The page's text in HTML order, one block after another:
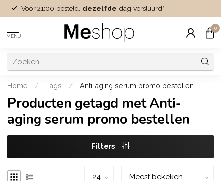
Voor 21:00 besteld, dezelfde dag verstuurd*
MENU
0
Home / Tags / Anti-aging serum promo bestellen
Producten getagd met Anti-
aging serum promo bestellen
Filters